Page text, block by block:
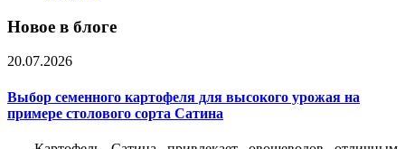
Новое в блоге
20.07.2026
Выбор семенного картофеля для высокого урожая на
примере столового сорта Сатина